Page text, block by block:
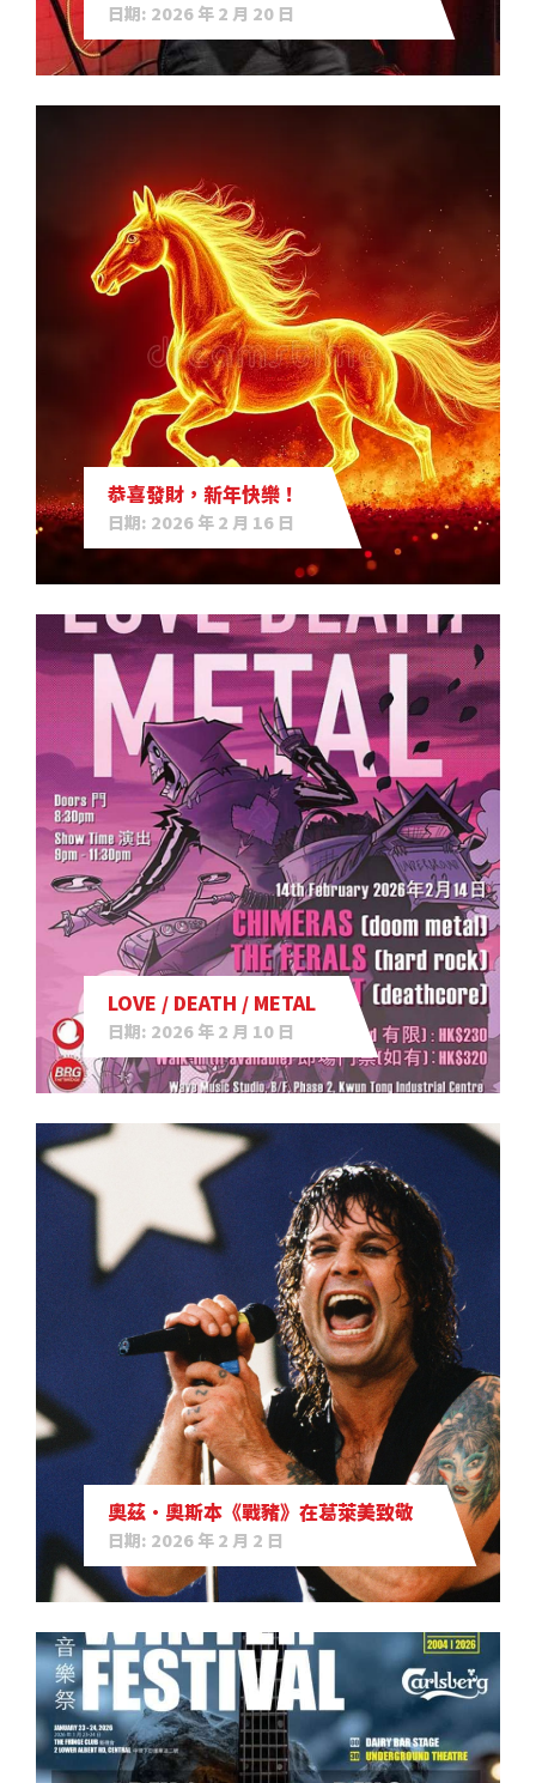
日期: 2026 年 2 月 20 日
恭喜發財，新年快樂！
日期: 2026 年 2 月 16 日
LOVE / DEATH / METAL
日期: 2026 年 2 月 10 日
奧茲·奧斯本《戰豬》在葛萊美致敬
日期: 2026 年 2 月 2 日